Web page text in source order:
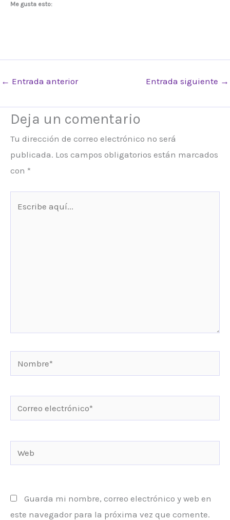
Me gusta esto:
← Entrada anterior Entrada siguiente →
Deja un comentario
Tu dirección de correo electrónico no será
publicada. Los campos obligatorios están marcados
con *
Nombre*
electrónico*
Guarda mi nombre, correo electrónico y web en
este navegador para la próxima vez que comente.